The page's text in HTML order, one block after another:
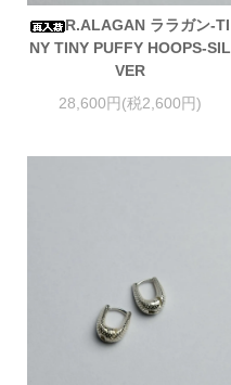
R.ALAGAN ララガン-TI
NY TINY PUFFY HOOPS-SIL
VER
28,600円(税2,600円)